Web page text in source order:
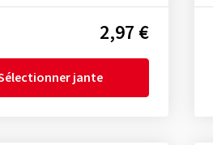
2,97 €
jante